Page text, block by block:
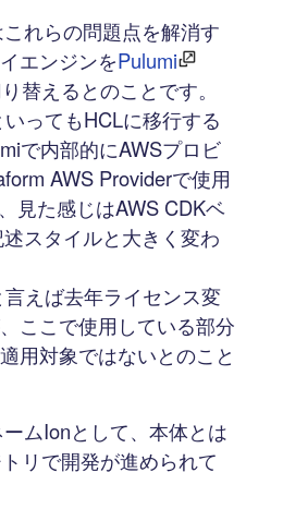
れらの問題点を解消す
エンジンをPulumi
替えるとのことです。
ってもHCLに移行する
で内部的にAWSプロビ
AWS Providerで使用
、見た感じはAWS CDKベ
スタイルと大きく変わ
言えば去年ライセンス変
ここで使用している部分
用対象ではないとのこと
ムIonとして、本体とは
リで開発が進められて